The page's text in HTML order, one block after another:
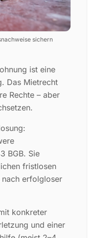
sichern
ist eine
Das Mietrecht
Rechte – aber
BGB. Sie
fristlosen
nach erfolgloser
konkreter
und einer